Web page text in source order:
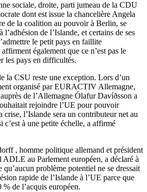
sociale, droite, parti jumeau de la CDU
dont est issue la chancelière Angela
de la coalition au pouvoir à Berlin, se
l’adhésion de l’Islande, et certains de ses
le petit pays en faillite
également que ce n’est pas le
les pays en difficultés.
la CSU reste une exception. Lors d’un
organisé par EURACTIV Allemagne,
de l’Allemagne Ólafur Davíðsson a
rejoindre l’UE pour pouvoir
crise, l’Islande sera un contributeur net au
c’est à une petite échelle, a affirmé
, homme politique allemand et président
au Parlement européen, a déclaré à
problème potentiel ne se dressait
rapide de l’Islande à l’UE parce que
de l’acquis européen.